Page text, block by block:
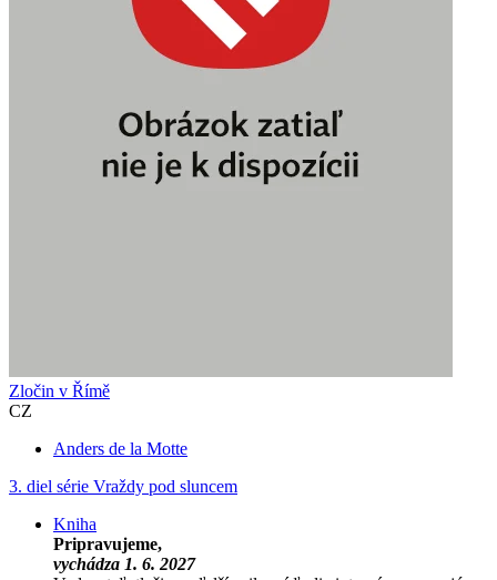
Zločin v Římě
CZ
Anders de la Motte
3. diel série Vraždy pod sluncem
Kniha
Pripravujeme,
vychádza 1. 6. 2027